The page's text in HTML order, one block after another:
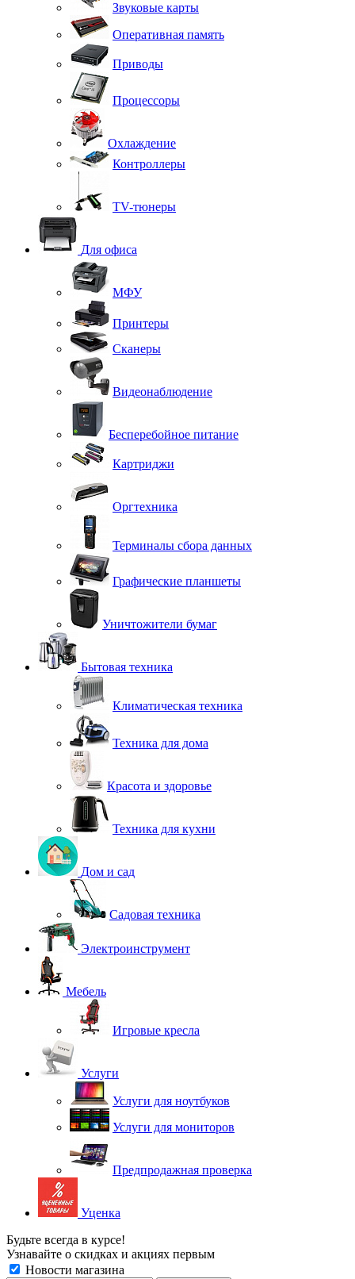
Звуковые карты
Оперативная память
Приводы
Процессоры
Охлаждение
Контроллеры
TV-тюнеры
Для офиса
МФУ
Принтеры
Сканеры
Видеонаблюдение
Бесперебойное питание
Картриджи
Оргтехника
Терминалы сбора данных
Графические планшеты
Уничтожители бумаг
Бытовая техника
Климатическая техника
Техника для дома
Красота и здоровье
Техника для кухни
Дом и сад
Садовая техника
Электроинструмент
Мебель
Игровые кресла
Услуги
Услуги для ноутбуков
Услуги для мониторов
Предпродажная проверка
Уценка
Будьте всегда в курсе!
Узнавайте о скидках и акциях первым
Новости магазина